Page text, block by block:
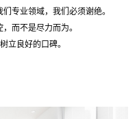
专业领域，我们必须谢绝。
而不是尽力而为。
立良好的口碑。